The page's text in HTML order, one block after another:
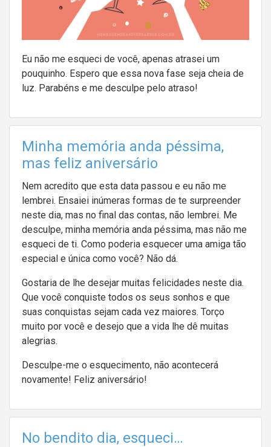
Eu não me esqueci de você, apenas atrasei um
pouquinho. Espero que essa nova fase seja cheia de
luz. Parabéns e me desculpe pelo atraso!
Minha memória anda péssima,
mas feliz aniversário
Nem acredito que esta data passou e eu não me
lembrei. Ensaiei inúmeras formas de te surpreender
neste dia, mas no final das contas, não lembrei. Me
desculpe, minha memória anda péssima, mas não me
esqueci de ti. Como poderia esquecer uma amiga tão
especial e única como você? Não dá.
Gostaria de lhe desejar muitas felicidades neste dia.
Que você conquiste todos os seus sonhos e que
suas conquistas sejam cada vez maiores. Torço
muito por você e desejo que a vida lhe dê muitas
alegrias.
Desculpe-me o esquecimento, não acontecerá
novamente! Feliz aniversário!
No bendito dia, esqueci…